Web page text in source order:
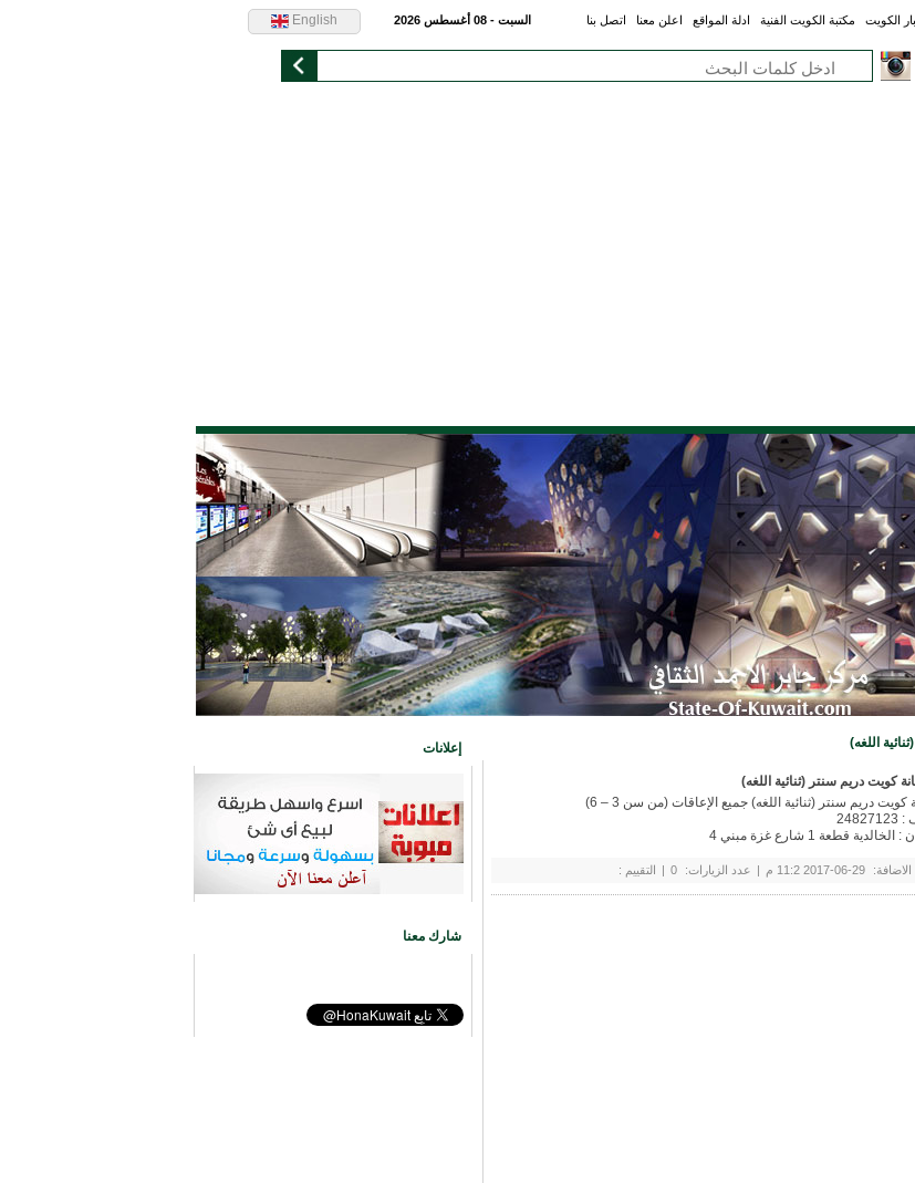
الكويت مكتبة الكويت الفنية ادلة المواقع اعلن معنا اتصل بنا السبت - 08 أغسطس 2026 English
اللغه)
كويت دريم سنتر (ثنائية اللغه)
كويت دريم سنتر (ثنائية اللغه) جميع الإعاقات (من سن 3 – 6)
الخالدية قطعة 1 شارع غزة مبني 4
الاضافة: 29-06-2017 11:2 م | عدد الزيارات: 0
| التقييم :
إعلانات
شارك معنا